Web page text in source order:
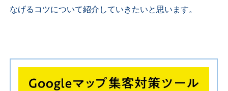
なげるコツについて紹介していきたいと思います。